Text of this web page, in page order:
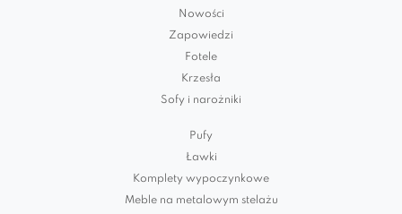
Nowości
Zapowiedzi
Fotele
Krzesła
Sofy i narożniki
Pufy
Ławki
Komplety wypoczynkowe
Meble na metalowym stelażu